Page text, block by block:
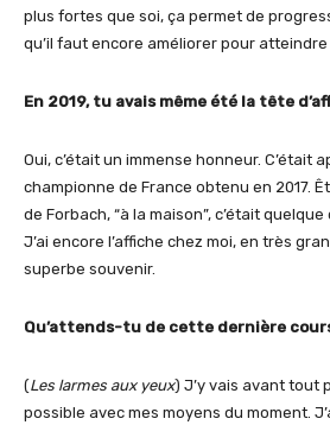
plus fortes que soi, ça permet de
qu’il faut encore améliorer pour
En 2019, tu avais même été la tête
Oui, c’était un immense honneur. C’était
championne de France obtenu en 2017.
de Forbach, “à la maison”, c’était
J’ai encore l’affiche chez moi, en très
superbe souvenir.
Qu’attends-tu de cette dernière
(Les larmes aux yeux) J’y vais avant tout
possible avec mes moyens du moment.